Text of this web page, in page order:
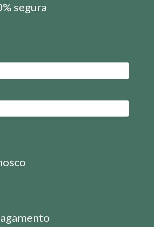
segura